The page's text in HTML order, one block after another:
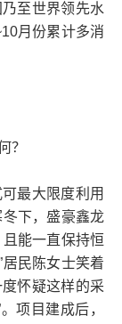
至世界领先水
月份累计多消
？
最大限度利用
下，盛豪鑫龙
能一直保持恒
居民陈女士笑着
怀疑这样的采
项目建成后，